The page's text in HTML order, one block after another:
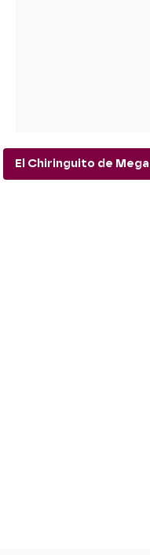
El Chiringuito de Mega